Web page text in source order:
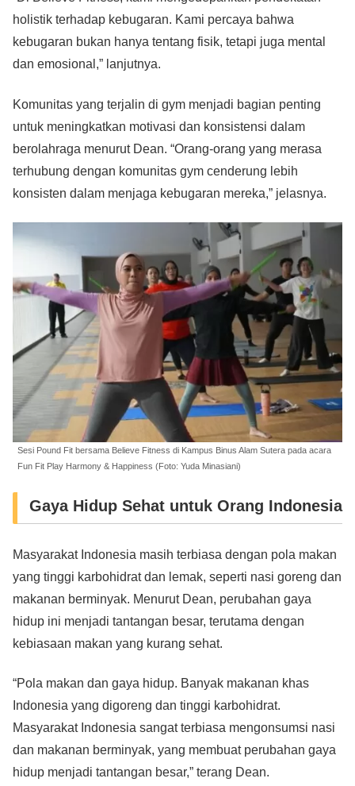
holistik terhadap kebugaran. Kami percaya bahwa
kebugaran bukan hanya tentang fisik, tetapi juga mental
dan emosional,” lanjutnya.
Komunitas yang terjalin di gym menjadi bagian penting
untuk meningkatkan motivasi dan konsistensi dalam
berolahraga menurut Dean. “Orang-orang yang merasa
terhubung dengan komunitas gym cenderung lebih
konsisten dalam menjaga kebugaran mereka,” jelasnya.
Sesi Pound Fit bersama Believe Fitness di Kampus Binus Alam Sutera pada acara
Fun Fit Play Harmony & Happiness (Foto: Yuda Minasiani)
Gaya Hidup Sehat untuk Orang Indonesia
Masyarakat Indonesia masih terbiasa dengan pola makan
yang tinggi karbohidrat dan lemak, seperti nasi goreng dan
makanan berminyak. Menurut Dean, perubahan gaya
hidup ini menjadi tantangan besar, terutama dengan
kebiasaan makan yang kurang sehat.
“Pola makan dan gaya hidup. Banyak makanan khas
Indonesia yang digoreng dan tinggi karbohidrat.
Masyarakat Indonesia sangat terbiasa mengonsumsi nasi
dan makanan berminyak, yang membuat perubahan gaya
hidup menjadi tantangan besar,” terang Dean.